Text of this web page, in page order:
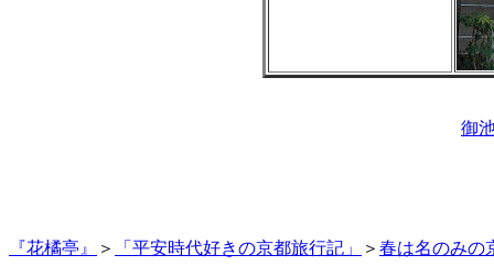
御
『花橘亭』 ＞ 「平安時代好きの京都旅行記」 ＞ 春は名のみの